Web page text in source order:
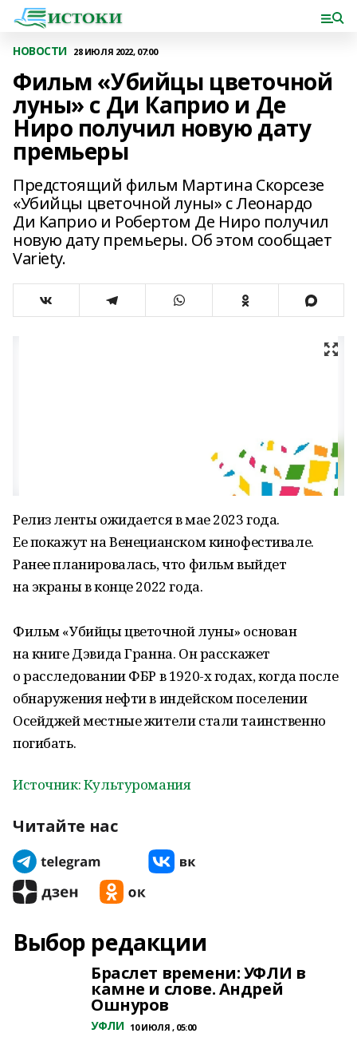
НОВОСТИ 28 ИЮЛЯ 2022, 07:00
Фильм «Убийцы цветочной
луны» с Ди Каприо и Де
Ниро получил новую дату
премьеры
Предстоящий фильм Мартина Скорсезе
«Убийцы цветочной луны» с Леонардо
Ди Каприо и Робертом Де Ниро получил
новую дату премьеры. Об этом сообщает
Variety.
Релиз ленты ожидается в мае 2023 года.
Ее покажут на Венецианском кинофестивале.
Ранее планировалась, что фильм выйдет
на экраны в конце 2022 года.
Фильм «Убийцы цветочной луны» основан
на книге Дэвида Гранна. Он расскажет
о расследовании ФБР в 1920-х годах, когда после
обнаружения нефти в индейском поселении
Осейджей местные жители стали таинственно
погибать.
Источник: Культуромания
Читайте нас
Выбор редакции
Браслет времени: УФЛИ в
камне и слове. Андрей
Ошнуров
УФЛИ 10 ИЮЛЯ , 05:00